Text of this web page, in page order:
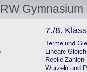
Gymnasium
7./8.
Terme und
Lineare
Reelle Zahlen
Wurzeln und